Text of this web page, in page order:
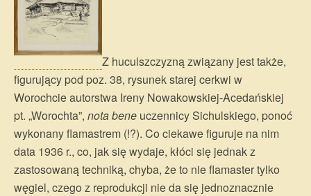
Z huculszczyzną związany jest także,
figurujący pod poz. 38, rysunek starej cerkwi w
Worochcie autorstwa Ireny Nowakowskiej-Acedańskiej
pt. „Worochta”, nota bene uczennicy Sichulskiego, ponoć
wykonany flamastrem (!?). Co ciekawe figuruje na nim
data 1936 r., co, jak się wydaje, kłóci się jednak z
zastosowaną techniką, chyba, że to nie flamaster tylko
węgiel, czego z reprodukcji nie da się jednoznacznie